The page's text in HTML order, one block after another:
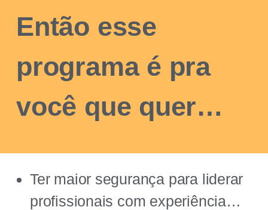
Então esse
programa é pra
você que quer…
Ter maior segurança para liderar
profissionais com experiência…